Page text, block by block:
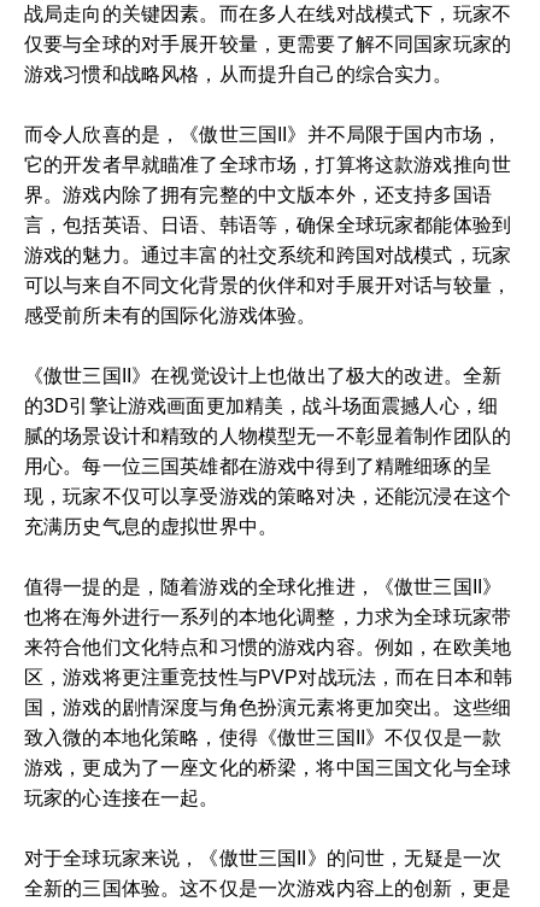
战局走向的关键因素。而在多人在线对战模式下，玩家不
仅要与全球的对手展开较量，更需要了解不同国家玩家的
游戏习惯和战略风格，从而提升自己的综合实力。
而令人欣喜的是，《傲世三国II》并不局限于国内市场，
它的开发者早就瞄准了全球市场，打算将这款游戏推向世
界。游戏内除了拥有完整的中文版本外，还支持多国语
言，包括英语、日语、韩语等，确保全球玩家都能体验到
游戏的魅力。通过丰富的社交系统和跨国对战模式，玩家
可以与来自不同文化背景的伙伴和对手展开对话与较量，
感受前所未有的国际化游戏体验。
《傲世三国II》在视觉设计上也做出了极大的改进。全新
的3D引擎让游戏画面更加精美，战斗场面震撼人心，细
腻的场景设计和精致的人物模型无一不彰显着制作团队的
用心。每一位三国英雄都在游戏中得到了精雕细琢的呈
现，玩家不仅可以享受游戏的策略对决，还能沉浸在这个
充满历史气息的虚拟世界中。
值得一提的是，随着游戏的全球化推进，《傲世三国II》
也将在海外进行一系列的本地化调整，力求为全球玩家带
来符合他们文化特点和习惯的游戏内容。例如，在欧美地
区，游戏将更注重竞技性与PVP对战玩法，而在日本和韩
国，游戏的剧情深度与角色扮演元素将更加突出。这些细
致入微的本地化策略，使得《傲世三国II》不仅仅是一款
游戏，更成为了一座文化的桥梁，将中国三国文化与全球
玩家的心连接在一起。
对于全球玩家来说，《傲世三国II》的问世，无疑是一次
全新的三国体验。这不仅是一次游戏内容上的创新，更是